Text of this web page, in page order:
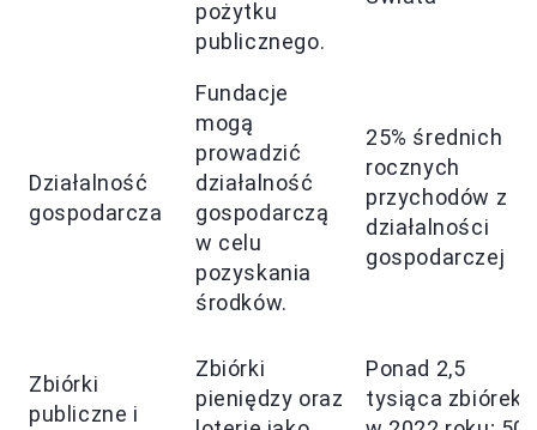
pożytku
publicznego.
Działalność
gospodarcza
Fundacje
mogą
prowadzić
działalność
gospodarczą
w celu
pozyskania
środków.
25% średnich
rocznych
przychodów z
działalności
gospodarczej
Zbiórki
publiczne i
Zbiórki
pieniędzy oraz
Ponad 2,5
tysiąca zbiórek